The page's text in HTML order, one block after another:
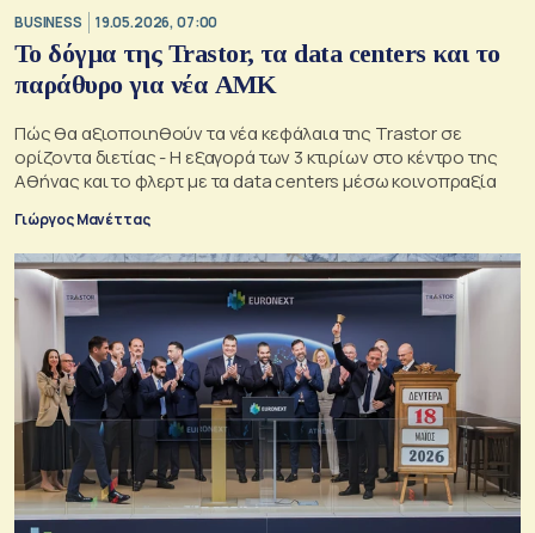
BUSINESS 19.05.2026, 07:00
Το δόγμα της Trastor, τα data centers και το
παράθυρο για νέα ΑΜΚ
Πώς θα αξιοποιηθούν τα νέα κεφάλαια της Trastor σε
ορίζοντα διετίας - Η εξαγορά των 3 κτιρίων στο κέντρο της
Αθήνας και το φλερτ με τα data centers μέσω κοινοπραξία
Γιώργος Μανέττας